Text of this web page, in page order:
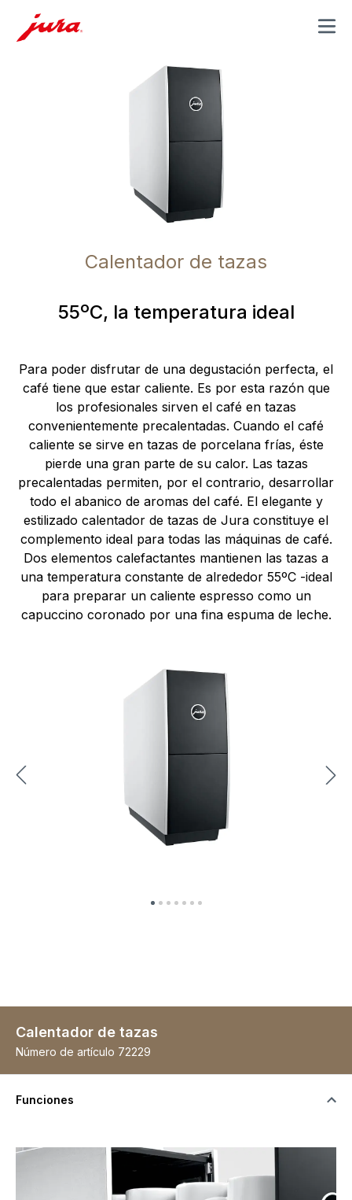
MENU
Calentador de tazas
55ºC, la temperatura ideal
Para poder disfrutar de una degustación perfecta, el
café tiene que estar caliente. Es por esta razón que
los profesionales sirven el café en tazas
convenientemente precalentadas. Cuando el café
caliente se sirve en tazas de porcelana frías, éste
pierde una gran parte de su calor. Las tazas
precalentadas permiten, por el contrario, desarrollar
todo el abanico de aromas del café. El elegante y
estilizado calentador de tazas de Jura constituye el
complemento ideal para todas las máquinas de café.
Dos elementos calefactantes mantienen las tazas a
una temperatura constante de alrededor 55ºC -ideal
para preparar un caliente espresso como un
capuccino coronado por una fina espuma de leche.
Calentador de tazas
Número de artículo 72229
Funciones